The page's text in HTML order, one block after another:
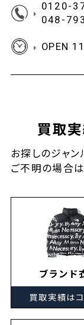
0120-
048-
OPEN
買取
お探しのジャン
ご不明の場合
ブランド
買取実績は